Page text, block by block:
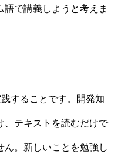
で講義しようと考えま
することです。開発知
、テキストを読むだけで
。新しいことを勉強し